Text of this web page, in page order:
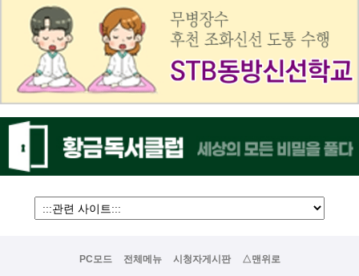
PC모드 전체메뉴 시청자게시판 △맨위로